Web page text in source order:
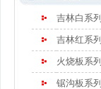
吉林白系列
吉林红系列
火烧板系列
锯沟板系列